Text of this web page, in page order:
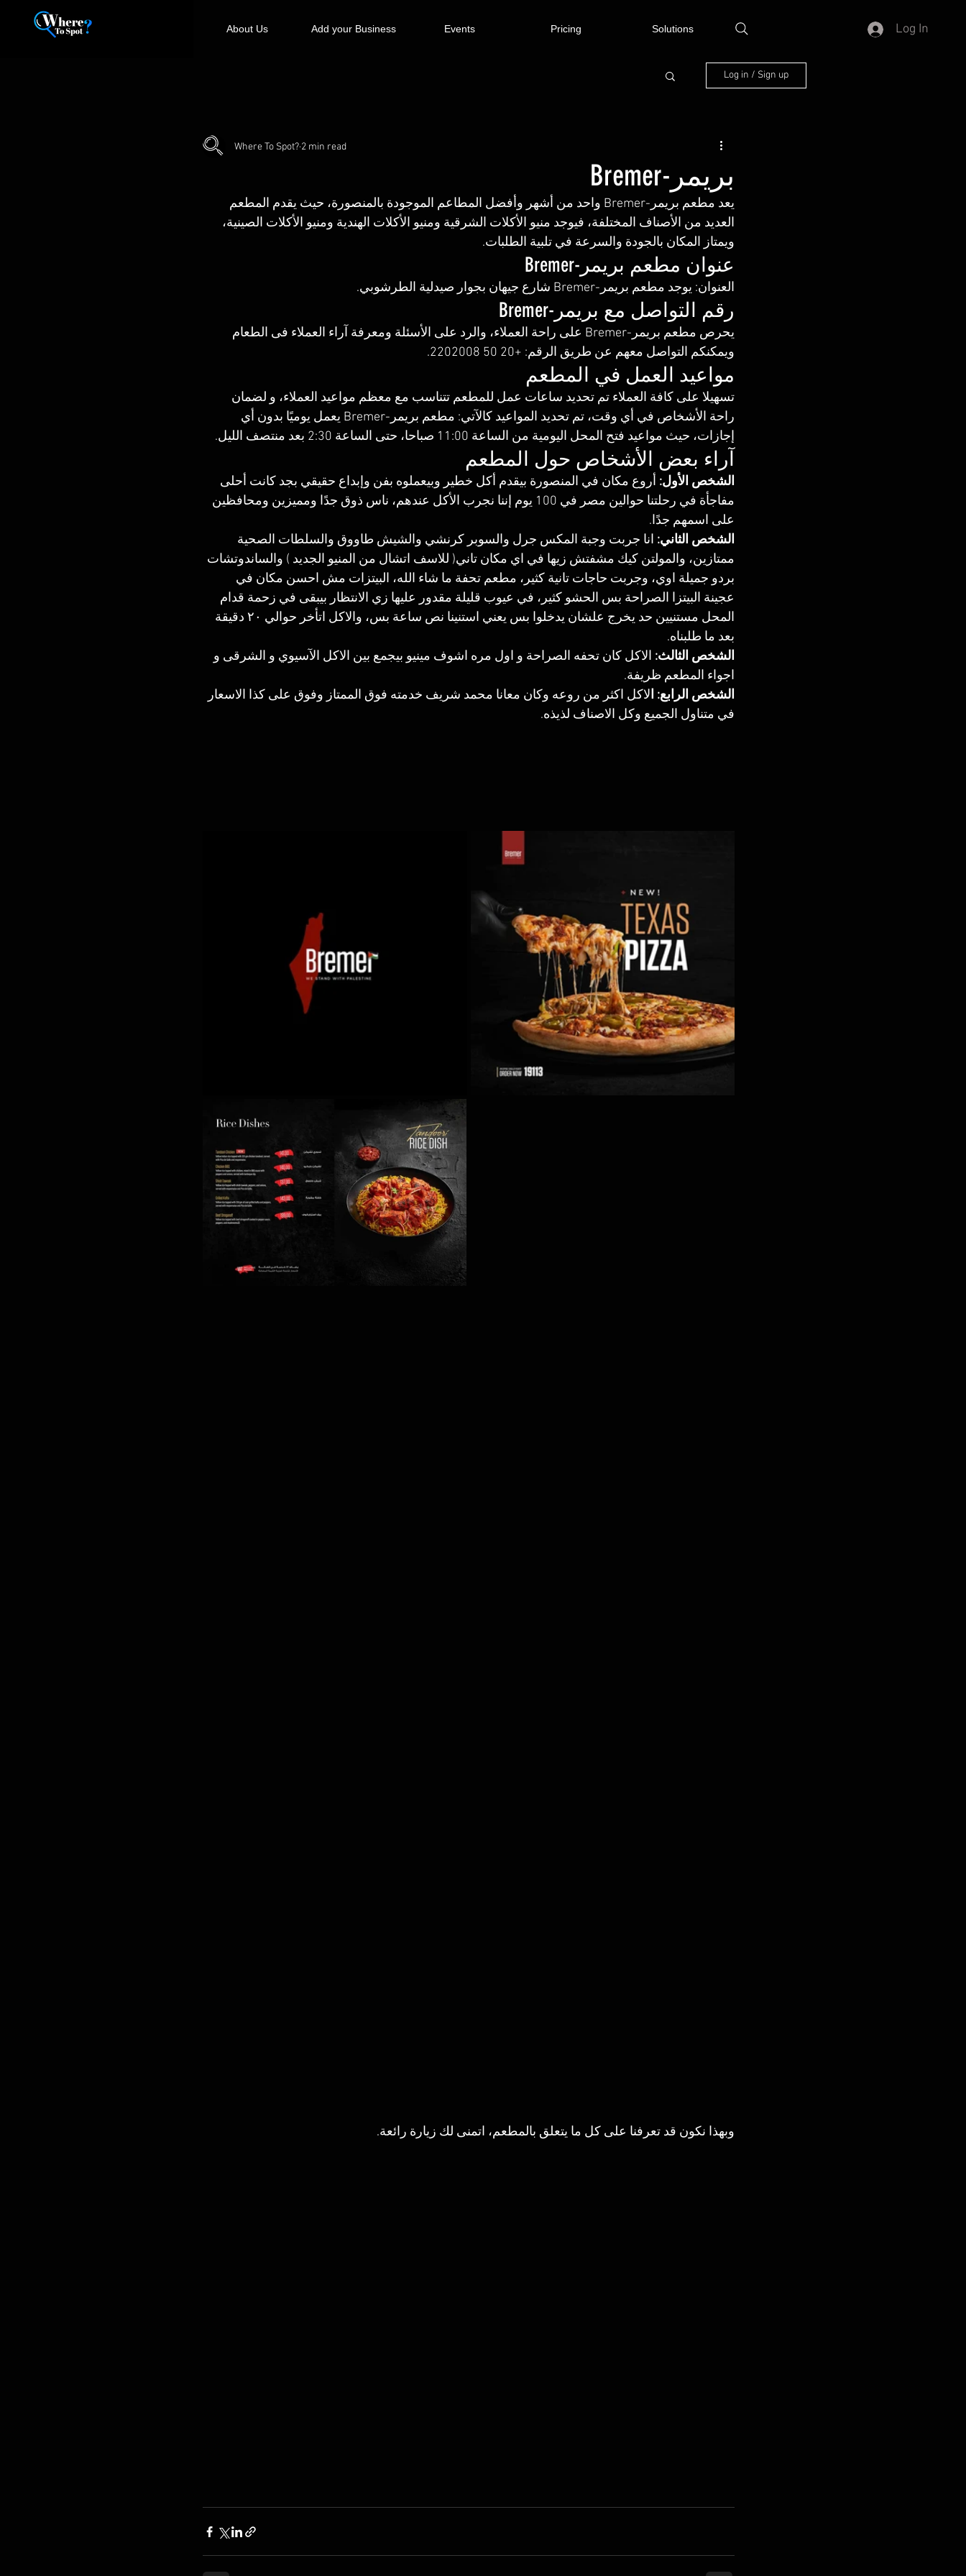
About Us Add your Business Events Pricing Solutions Log In
Log in / Sign up
بريمر-Bremer
Where To Spot? 2 min read
يعد مطعم بريمر-Bremer واحد من أشهر وأفضل المطاعم الموجودة بالمنصورة، حيث يقدم المطعم
العديد من الأصناف المختلفة، فيوجد منيو الأكلات الشرقية ومنيو الأكلات الهندية ومنيو الأكلات الصينية،
ويمتاز المكان بالجودة والسرعة في تلبية الطلبات.
عنوان مطعم بريمر-Bremer
العنوان: يوجد مطعم بريمر-Bremer شارع جيهان بجوار صيدلية الطرشوبي.
رقم التواصل مع بريمر-Bremer
‏يحرص مطعم بريمر-Bremer على راحة العملاء، والرد على الأسئلة ومعرفة آراء العملاء فى الطعام
ويمكنكم التواصل معهم عن طريق الرقم: +20 50 2202008.
مواعيد العمل في المطعم
تسهيلا على كافة العملاء تم تحديد ساعات عمل للمطعم تتناسب مع معظم مواعيد العملاء، و لضمان
راحة الأشخاص في أي وقت، تم تحديد المواعيد كالآتي: مطعم بريمر-Bremer يعمل يوميًا بدون أي
إجازات، حيث مواعيد فتح المحل اليومية من الساعة 11:00 صباحا، حتى الساعة 2:30 بعد منتصف الليل.
آراء بعض الأشخاص حول المطعم
الشخص الأول: أروع مكان في المنصورة بيقدم أكل خطير وبيعملوه بفن وإبداع حقيقي بجد كانت أحلى
مفاجأة في رحلتنا حوالين مصر في 100 يوم إننا نجرب الأكل عندهم، ناس ذوق جدًا ومميزين ومحافظين
على اسمهم جدًا.
الشخص الثاني: انا جربت وجبة المكس جرل والسوبر كرنشي والشيش طاووق والسلطات الصحية
ممتازين، والمولتن كيك مشفتش زيها في اي مكان تاني( للاسف اتشال من المنيو الجديد ) والساندوتشات
بردو جميلة اوي، وجربت حاجات تانية كثير، مطعم تحفة ما شاء الله، البيتزات مش احسن مكان في
عجينة البيتزا الصراحة بس الحشو كثير، في عيوب قليلة مقدور عليها زي الانتظار بيبقى في زحمة قدام
المحل مستنيين حد يخرج علشان يدخلوا بس يعني استنينا نص ساعة بس، والاكل اتأخر حوالي ٢٠ دقيقة
بعد ما طلبناه.
الشخص الثالث: الاكل كان تحفه الصراحة و اول مره اشوف مينيو بيجمع بين الاكل الآسيوي و الشرقى و
اجواء المطعم ظريفة.
الشخص الرابع: الاكل اكثر من روعه وكان معانا محمد شريف خدمته فوق الممتاز وفوق على كذا الاسعار
في متناول الجميع وكل الاصناف لذيذه.
وبهذا نكون قد تعرفنا على كل ما يتعلق بالمطعم، اتمنى لك زيارة رائعة.